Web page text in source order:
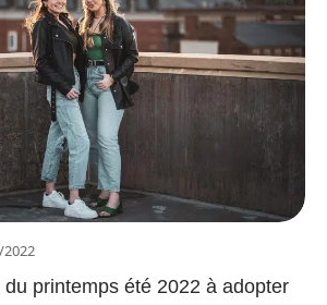
printemps été 2022 à adopter